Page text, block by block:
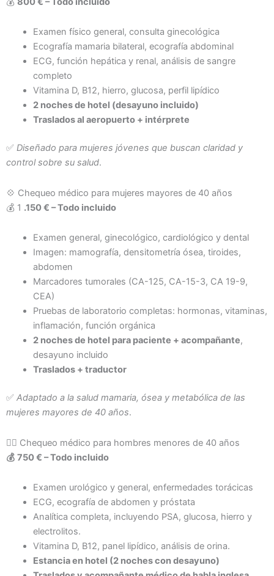
Examen físico general, consulta ginecológica
Ecografía mamaria bilateral, ecografía abdominal
ECG, función hepática y renal, análisis de sangre
completo
Vitamina D, B12, hierro, glucosa, perfil lipídico
2 noches de hotel (desayuno incluido)
Traslados al aeropuerto + intérprete
✅ Diseñado para mujeres jóvenes que buscan claridad y
control sobre su salud.
💠 Chequeo médico para mujeres mayores de 40 años
💰 1 .150 € – Todo incluido
Examen general, ginecológico, cardiológico y dental
Imagen: mamografía, densitometría ósea, tiroides,
abdomen
Marcadores tumorales (CA-125, CA-15-3, CA 19-9,
CEA)
Pruebas de laboratorio completas: hormonas, vitaminas,
inflamación, función orgánica
2 noches de hotel para paciente + acompañante,
desayuno incluido
Traslados + traductor
✅ Adaptado a la salud mamaria, ósea y metabólica de las
mujeres mayores de 40 años.
👨‍⚕️ Chequeo médico para hombres menores de 40 años
💰 750 € – Todo incluido
Examen urológico y general, enfermedades torácicas
ECG, ecografía de abdomen y próstata
Analítica completa, incluyendo PSA, glucosa, hierro y
electrolitos.
Vitamina D, B12, panel lipídico, análisis de orina.
Estancia en hotel (2 noches con desayuno)